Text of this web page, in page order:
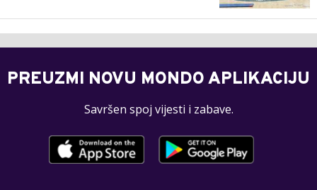
PREUZMI NOVU MONDO APLIKACIJU
Savršen spoj vijesti i zabave.